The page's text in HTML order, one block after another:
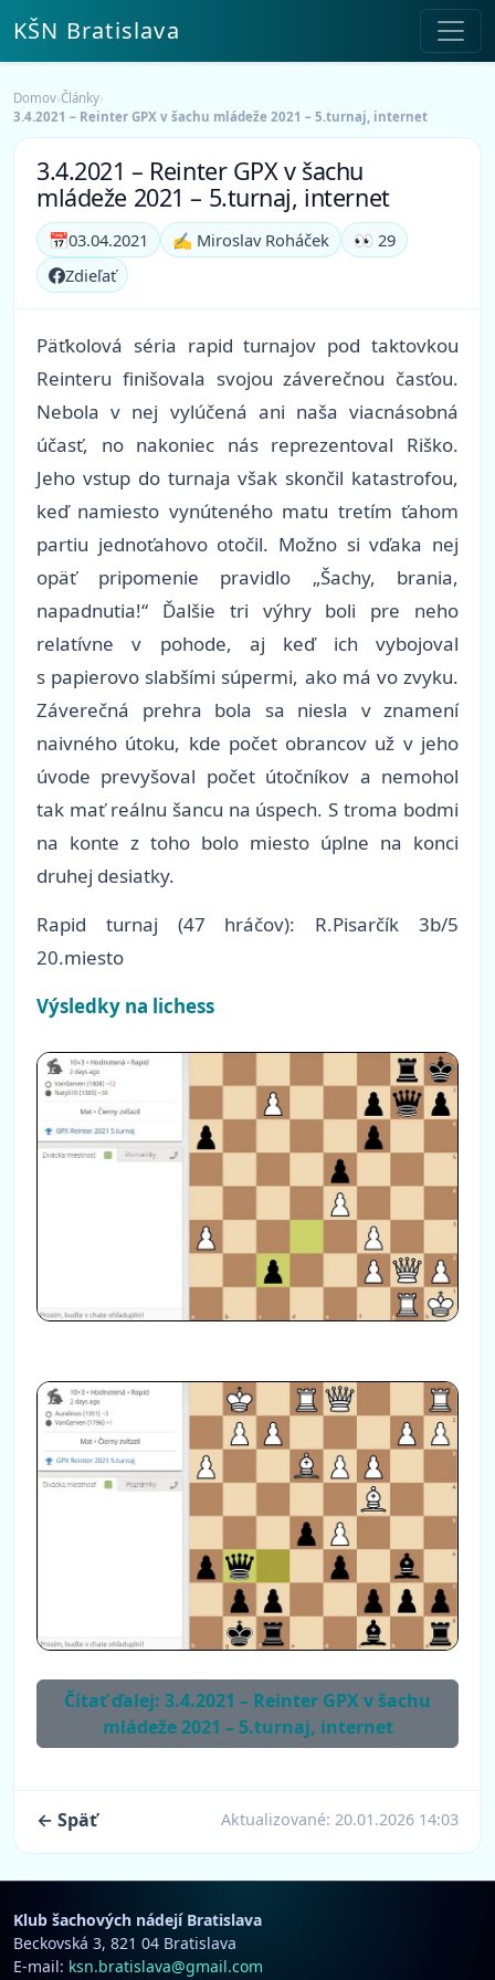
KŠN Bratislava
Domov›Články›
3.4.2021 – Reinter GPX v šachu mládeže 2021 – 5.turnaj, internet
3.4.2021 – Reinter GPX v šachu
mládeže 2021 – 5.turnaj, internet
📅03.04.2021 ✍️ Miroslav Roháček
👀 29
Zdieľať
Päťkolová séria rapid turnajov pod taktovkou
Reinteru finišovala svojou záverečnou časťou.
Nebola v nej vylúčená ani naša viacnásobná
účasť, no nakoniec nás reprezentoval Riško.
Jeho vstup do turnaja však skončil katastrofou,
keď namiesto vynúteného matu tretím ťahom
partiu jednoťahovo otočil. Možno si vďaka nej
opäť pripomenie pravidlo „Šachy, brania,
napadnutia!“ Ďalšie tri výhry boli pre neho
relatívne v pohode, aj keď ich vybojoval
s papierovo slabšími súpermi, ako má vo zvyku.
Záverečná prehra bola sa niesla v znamení
naivného útoku, kde počet obrancov už v jeho
úvode prevyšoval počet útočníkov a nemohol
tak mať reálnu šancu na úspech. S troma bodmi
na konte z toho bolo miesto úplne na konci
druhej desiatky.
Rapid turnaj (47 hráčov): R.Pisarčík 3b/5
20.miesto
Výsledky na lichess
Čítať ďalej: 3.4.2021 – Reinter GPX v šachu
mládeže 2021 – 5.turnaj, internet
← Späť Aktualizované: 20.01.2026 14:03
Klub šachových nádejí Bratislava
Beckovská 3, 821 04 Bratislava
E-mail: ksn.bratislava@gmail.com